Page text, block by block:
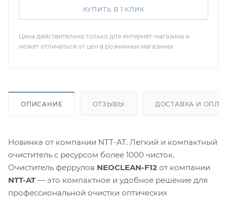
КУПИТЬ В 1 КЛИК
Цена действительна только для интернет-магазина и
может отличаться от цен в розничных магазинах
ОПИСАНИЕ ОТЗЫВЫ ДОСТАВКА И
Новинка от компании NTT-AT. Легкий и компактный
очиститель с ресурсом более 1000 чисток.
Очиститель феррулов NEOCLEAN-F12 от компании
NTT-AT— это компактное и удобное решение для
профессиональной очистки оптических